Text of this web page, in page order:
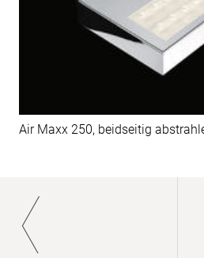
Air Maxx 250, beidseitig